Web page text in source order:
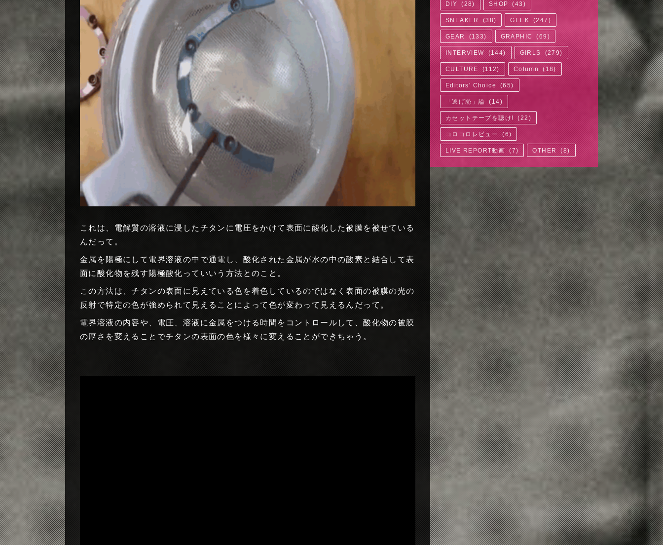
これは、電解質の溶液に浸したチタンに電圧をかけて表面に酸化した被膜を被せている
んだって。
金属を陽極にして電界溶液の中で通電し、酸化された金属が水の中の酸素と結合して表
面に酸化物を残す陽極酸化っていいう方法とのこと。
この方法は、チタンの表面に見えている色を着色しているのではなく表面の被膜の光の
反射で特定の色が強められて見えることによって色が変わって見えるんだって。
電界溶液の内容や、電圧、溶液に金属をつける時間をコントロールして、酸化物の被膜
の厚さを変えることでチタンの表面の色を様々に変えることができちゃう。
DIY (28) SHOP (43)
SNEAKER (38) GEEK (247)
GEAR (133) GRAPHIC (69)
INTERVIEW (144) GIRLS (279)
CULTURE (112) Column (18)
Editors' Choice (65)
「逃げ恥」論 ( 14)
カセットテープを聴け! (22 )
コロコロレビュー (6)
LIVE REPORT動画 (7) OTHER (8)